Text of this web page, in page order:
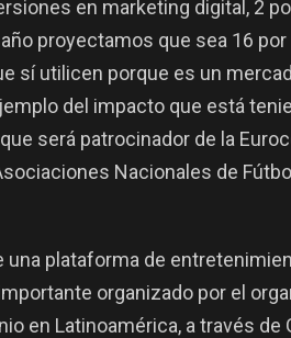
en marketing digital, 2
proyectamos que sea 16
sí utilicen porque es un
del impacto que está
será patrocinador de la
Nacionales de
una plataforma de
organizado por el
en Latinoamérica, a través de